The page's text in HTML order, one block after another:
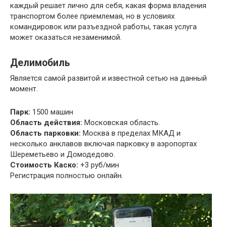
каждый решает лично для себя, какая форма владения
транспортом более приемлемая, но в условиях
командировок или разъездной работы, такая услуга
может оказаться незаменимой.
Делимобиль
Является самой развитой и известной сетью на данный
момент.
Парк: 1500 машин
Область действия: Московская область.
Область парковки: Москва в пределах МКАД и
несколько анклавов включая парковку в аэропортах
Шереметьево и Домодедово.
Стоимость Каско: +3 руб/мин
Регистрация полностью онлайн.